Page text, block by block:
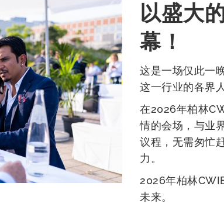
以盛大
幕！
这是一场仅此一
这一行业的各界
在2026年柏林
情的会场，与业
议程，无需匆忙
力。
2026年柏林
未来。